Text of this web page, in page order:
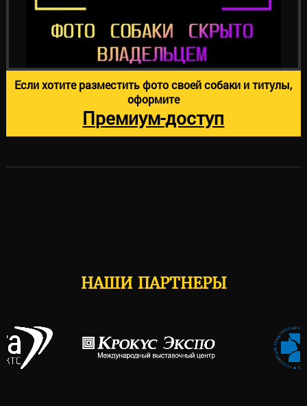
Если хотите разместить фото своей собаки и титулы,
оформите
Премиум-доступ
НАШИ ПАРТНЕРЫ